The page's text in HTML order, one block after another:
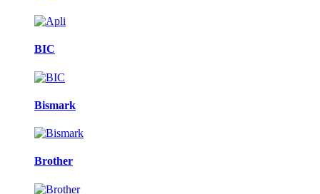
BIC
Bismark
Brother